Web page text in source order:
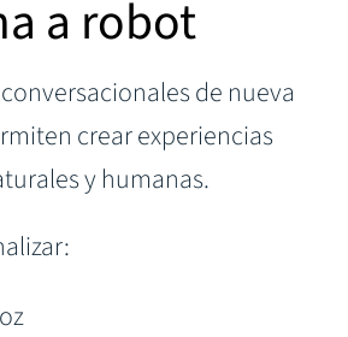
a robot
de nueva
crear experiencias
y humanas.